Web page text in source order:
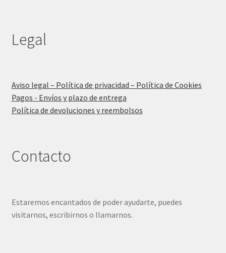
Legal
Aviso legal – Política de privacidad – Política de Cookies
Pagos - Envíos y plazo de entrega
Política de devoluciones y reembolsos
Contacto
Estaremos encantados de poder ayudarte, puedes
visitarnos, escribirnos o llamarnos.